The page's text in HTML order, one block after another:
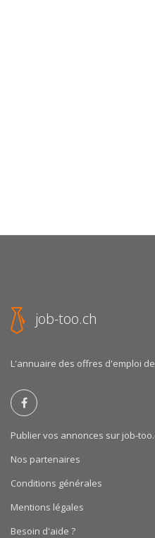
job-too.ch
L'annuaire des offres d'emploi
Publier vos annonces sur job-
Nos partenaires
Conditions générales
Mentions légales
Besoin d'aide ?